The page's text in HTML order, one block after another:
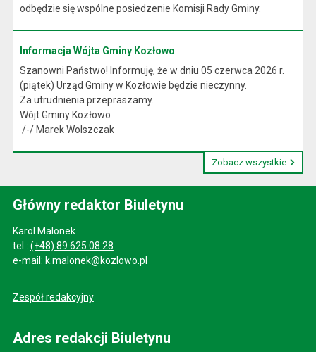
odbędzie się wspólne posiedzenie Komisji Rady Gminy.
Informacja Wójta Gminy Kozłowo
Szanowni Państwo! Informuję, że w dniu 05 czerwca 2026 r.
(piątek) Urząd Gminy w Kozłowie będzie nieczynny.
Za utrudnienia przepraszamy.
Wójt Gminy Kozłowo
/-/ Marek Wolszczak
Zobacz wszystkie
Główny redaktor Biuletynu
Karol Malonek
tel.: (+48) 89 625 08 28
e-mail: k.malonek@kozlowo.pl
Zespół redakcyjny
Adres redakcji Biuletynu